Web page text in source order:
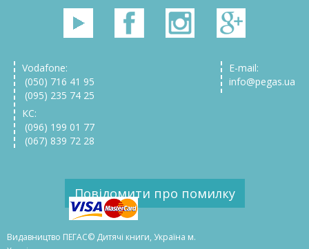
Vodafone:
(050) 716 41 95
(095) 235 74 25
КС:
(096) 199 01 77
(067) 839 72 28
E-mail:
info@pegas.ua
Повідомити про помилку
Видавництво ПЕГАС© Дитячі книги, Україна м.